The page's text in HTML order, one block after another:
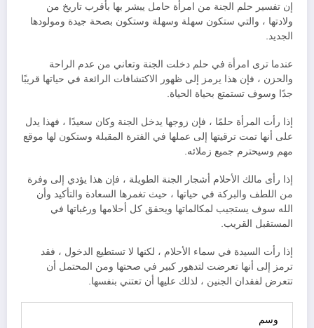
إن تفسير حلم الجنة من امرأة حامل يبشر بها بأقرب تاريخ من
ولادتها ، والتي ستكون سهلة وسهلة وستكون بصحة جيدة ومولودها
الجديد.
عندما ترى امرأة في حلم دخلت الجنة وتعاني من عدم الراحة
والحزن ، فإن هذا يرمز إلى ظهور الاكتشافات الرائعة في حياتها قريبًا
جدًا وسوف تستمتع بحياة الحياة.
إذا رأت المرأة حلمًا ، فإن زوجها يدخل الجنة وكان سعيدًا ، فهذا يدل
على أنها تمت ترقيتها إلى عملها في الفترة المقبلة وستكون لها موقع
مهم وسيحترم جميع زملائه.
إذا رأى مالك الأحلام أشجار الجنة الطويلة ، فإن هذا يؤدي إلى وفرة
من اللطف والبركة في حياتها ، حيث تغمرها السعادة والتأكيد وأن
الله سوف يستجيب لمكالماتها ويحقق كل أحلامها ورغباتها في
المستقبل القريب.
إذا رأت السيدة في سماء الأحلام ، لكنها لا تستطيع الدخول ، فقد
ترمز إلى أنها تعرضت لتدهور كبير في صحتها ومن المحتمل أن
تتعرض لفقدان الجنين ، لذلك عليها أن تعتني بنفسها.
وسم